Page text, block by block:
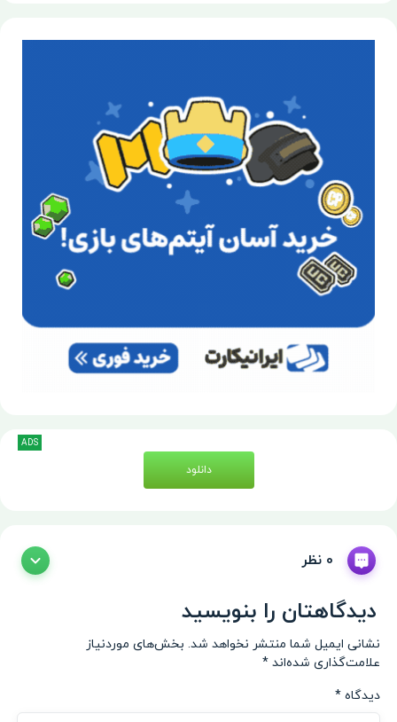
دانلود
ADS
0 نظر
دیدگاهتان را بنویسید
نشانی ایمیل شما منتشر نخواهد شد. بخش‌های موردنیاز
علامت‌گذاری شده‌اند *
دیدگاه *